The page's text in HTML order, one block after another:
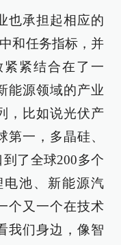
也承担起相应的
和任务指标，并
紧结合在了一
能源领域的产业
，比如说光伏产
一，多晶硅、
了全球200多个
池、新能源汽
个又一个在技术
我们身边，像智